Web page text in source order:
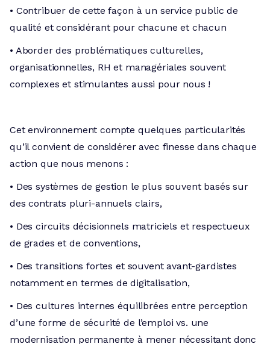
• Contribuer de cette façon à un service public de
qualité et considérant pour chacune et chacun
• Aborder des problématiques culturelles,
organisationnelles, RH et managériales souvent
complexes et stimulantes aussi pour nous !
Cet environnement compte quelques particularités
qu’il convient de considérer avec finesse dans chaque
action que nous menons :
• Des systèmes de gestion le plus souvent basés sur
des contrats pluri-annuels clairs,
• Des circuits décisionnels matriciels et respectueux
de grades et de conventions,
• Des transitions fortes et souvent avant-gardistes
notamment en termes de digitalisation,
• Des cultures internes équilibrées entre perception
d’une forme de sécurité de l’emploi vs. une
modernisation permanente à mener nécessitant donc